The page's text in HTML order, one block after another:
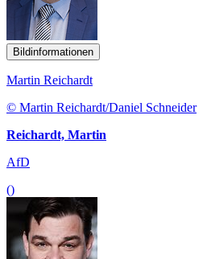
Bildinformationen
Martin Reichardt
© Martin Reichardt/Daniel Schneider
Reichardt, Martin
AfD
()